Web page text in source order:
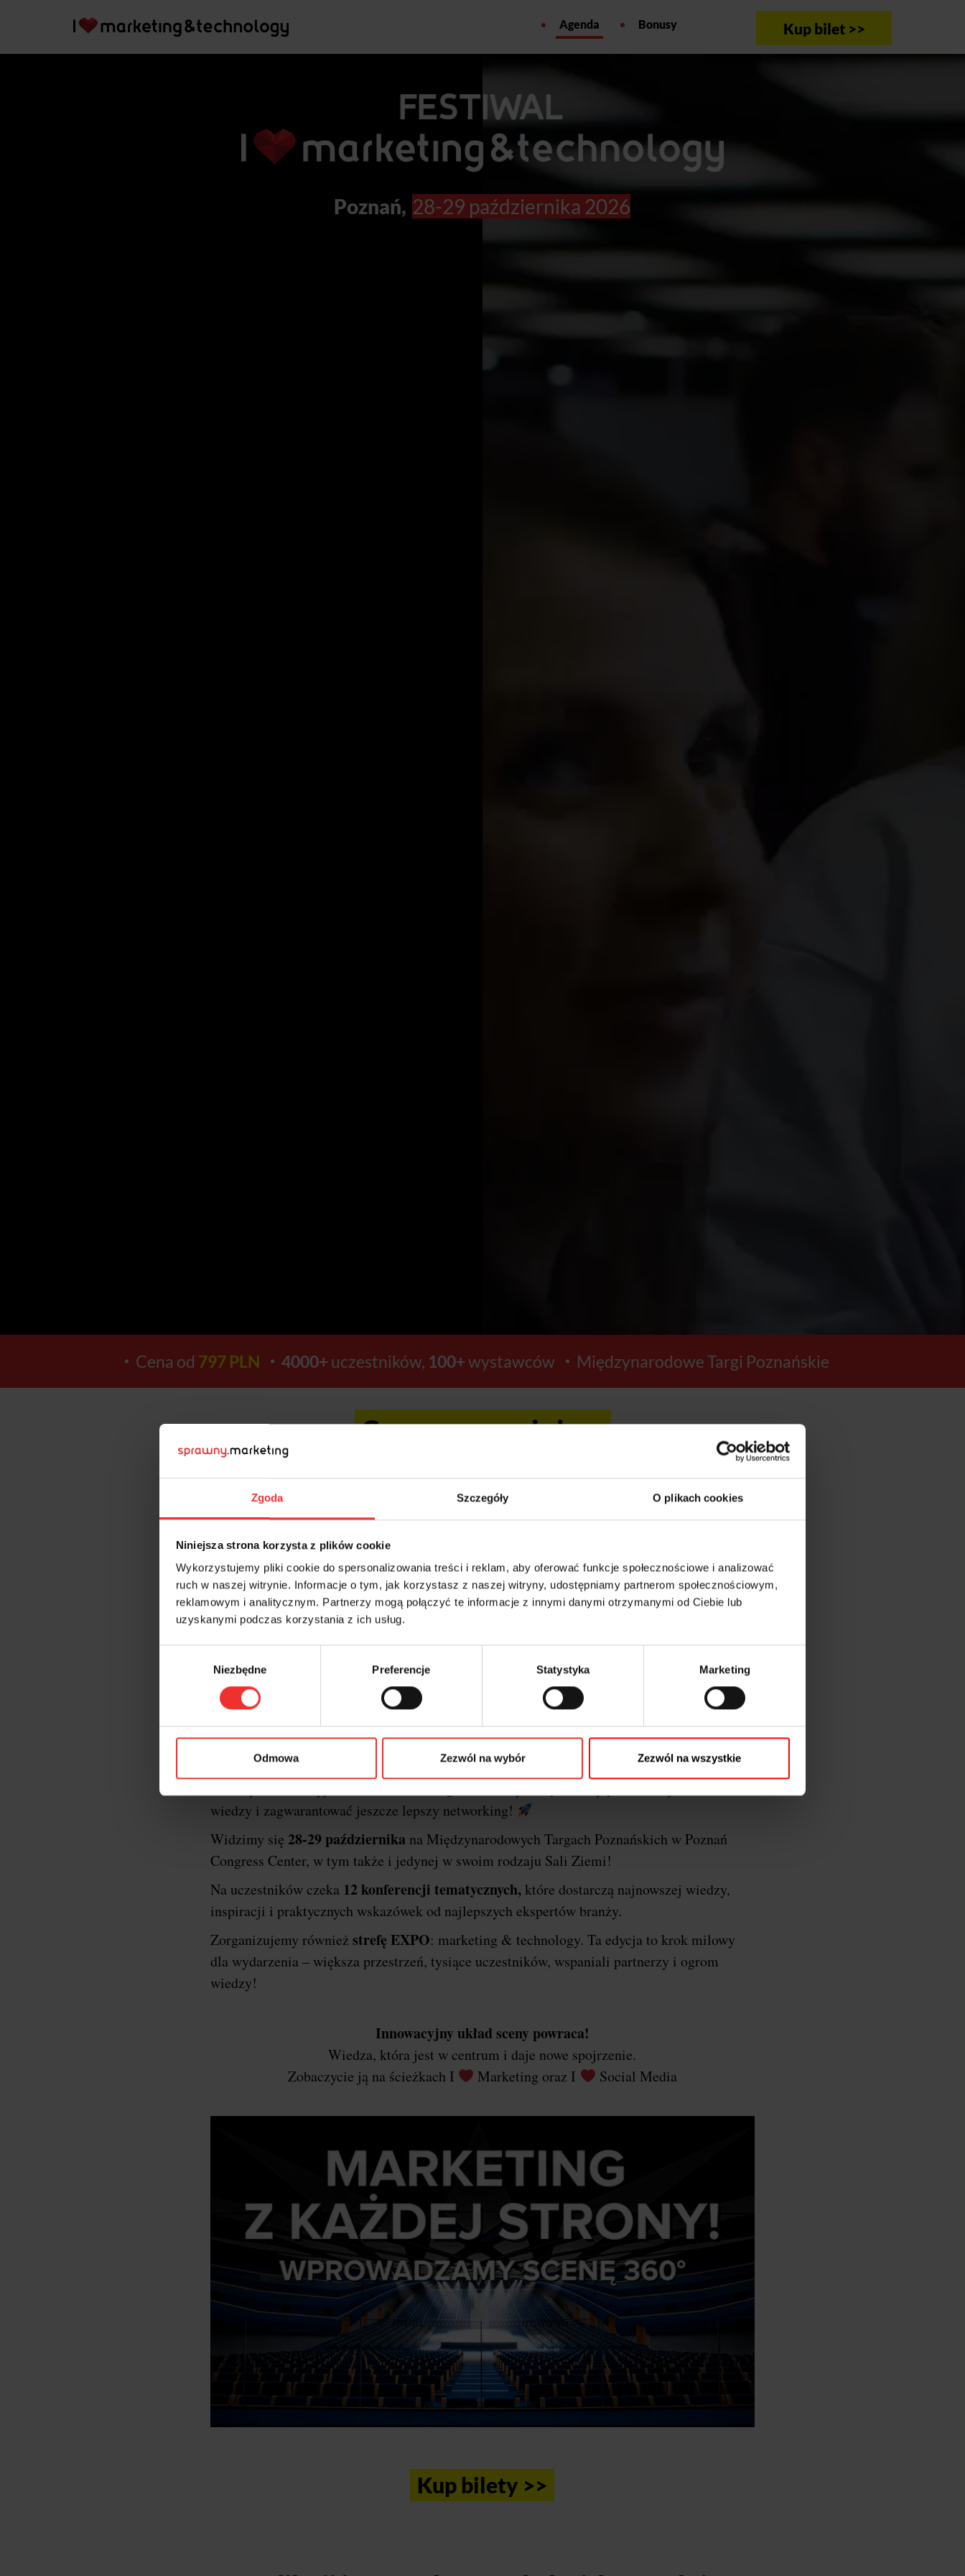
Zgoda Szczegóły O plikach cookies
Niniejsza strona korzysta z plików cookie
Wykorzystujemy pliki cookie do spersonalizowania treści i reklam, aby oferować funkcje społecznościowe i analizować
ruch w naszej witrynie. Informacje o tym, jak korzystasz z naszej witryny, udostępniamy partnerom społecznościowym,
reklamowym i analitycznym. Partnerzy mogą połączyć te informacje z innymi danymi otrzymanymi od Ciebie lub
uzyskanymi podczas korzystania z ich usług.
Niezbędne Preferencje Statystyka Marketing
Odmowa Zezwól na wybór Zezwól na wszystkie
Kup bilet >>
Agenda Bonusy
Poznań, 28-29 października 2026
Cena od 797 PLN 4000+ uczestników, 100+wystawców Międzynarodowe Targi Poznańskie
Ceny wzrosną już za:
12
DNI
16
GODZIN
0 48
Kup bilety >>
Krótko o festiwalu i dlaczego Poznań…
XXII edycja konferencjiI
Marketing & Technology powraca do stolicy Wielkopolski, a
oficjalnym gospodarzem wydarzenia będzie miastoPoznań
Ponownie razem łączymy
wiedzy i zagwarantować jeszcze lepszy networking!
Widzimy się 28-29 października na Międzynarodowych Targach Poznańskich w Poznań
Congress Center, w tym także i jedynej w swoim rodzaju Sali Ziemi!
Na uczestników czeka 12 konferencji tematycznych,które dostarczą najnowszej wiedzy,
inspiracji i praktycznych wskazówek od najlepszych ekspertów branży.
Zorganizujemy również strefę EXPO: marketing & technology. Ta edycja to krok milowy
dla wydarzenia – większa przestrzeń, tysiące uczestników, wspaniali partnerzy i ogrom
wiedzy!
Innowacyjny układ sceny powraca!
Wiedza, która jest w centrum i daje nowe spojrzenie.
Zobaczycie ją na ścieżkach I
Marketing oraz I Social Media
Kup bilety >>